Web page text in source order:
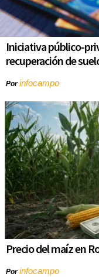
Iniciativa público-
recuperación de
Porinfocampo
Precio del maíz en
Porinfocampo